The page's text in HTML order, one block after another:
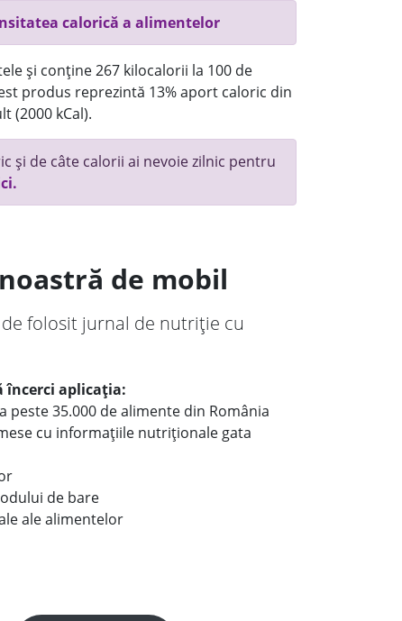
calorică a alimentelor
și conține 267 kilocalorii la 100 de
produs reprezintă 13% aport caloric din
(2000 kCal).
și de câte calorii ai nevoie zilnic pentru
de mobil
folosit jurnal de nutriție cu
încerci aplicația:
35.000 de alimente din România
cu informațiile nutriționale gata
de bare
ale alimentelor